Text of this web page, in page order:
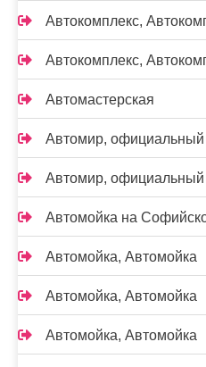
Автокомплекс,
Автокомплекс,
Автомастерская
Автомир, официальный
Автомир, официальный
Автомойка на
Автомойка, Автомойка
Автомойка, Автомойка
Автомойка, Автомойка